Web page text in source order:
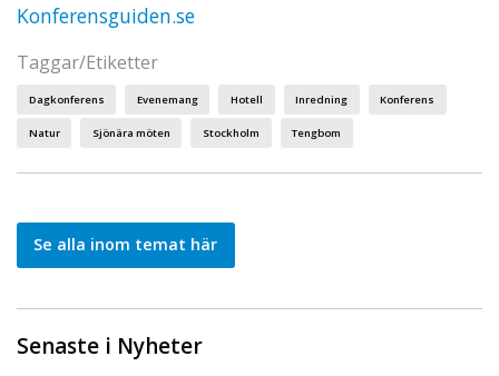
Konferensguiden.se
Taggar/Etiketter
Dagkonferens Evenemang Hotell Inredning Konferens
Natur Sjönära möten Stockholm Tengbom
Se alla inom temat här
Senaste i Nyheter